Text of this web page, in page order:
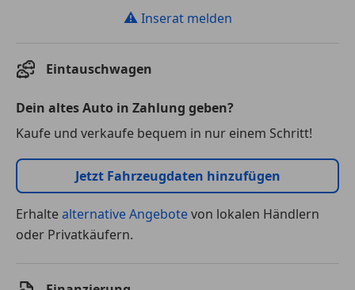
⚠ Inserat melden
Eintauschwagen
Dein altes Auto in Zahlung geben?
Kaufe und verkaufe bequem in nur einem Schritt!
Jetzt Fahrzeugdaten hinzufügen
Erhaltealternative Angebotevon lokalen Händlern
oder Privatkäufern.